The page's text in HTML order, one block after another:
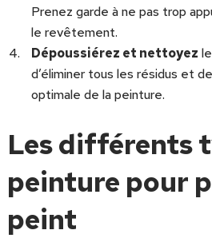
Prenez garde à ne pas trop
le revêtement.
Dépoussiérez et nettoyez
d’éliminer tous les résidus et
optimale de la peinture.
Les différents
peinture pour
peint